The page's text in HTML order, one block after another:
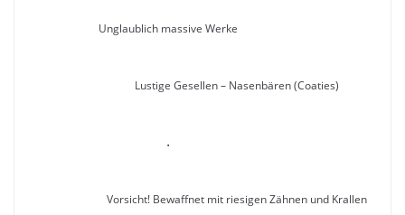
Unglaublich massive Werke
Lustige Gesellen – Nasenbären (Coaties)
.
Vorsicht! Bewaffnet mit riesigen Zähnen und Krallen